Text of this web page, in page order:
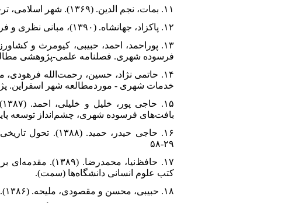
۱۱. بمات، نجم الدین. (۱۳۶۹). شهر اسلامی، ترجمه حلیمی و اسلامبولچی، انتشارات و وزارت ارشاد، تهران.
۱۲. پاکزاد، جهانشاه. (۱۳۹۰)، مبانی نظری و فرآیند طرحی شهری، انتشارات شهیدی، تهران.
فرسوده شهری. فصلنامه علمی-پژوهشی
خدمات شهری - موردمطالعه شهر اسفراين.
بافت‌های فرسوده شهری، چشم‌انداز توسعه
۱۶. حاجی حیدر،
۲۹-۵۸
۱۷. حافظ‌نيا،
کتب علوم انسانی دانشگا‌‌ه‌ها (سمت).
۱۸. حبیبی، محسن و مقصودی، ملیحه. (۱۳۸۶). مرمت شهری. چاپ ششم، انتشارات دانشگاه تهران، ویرایش جدید.